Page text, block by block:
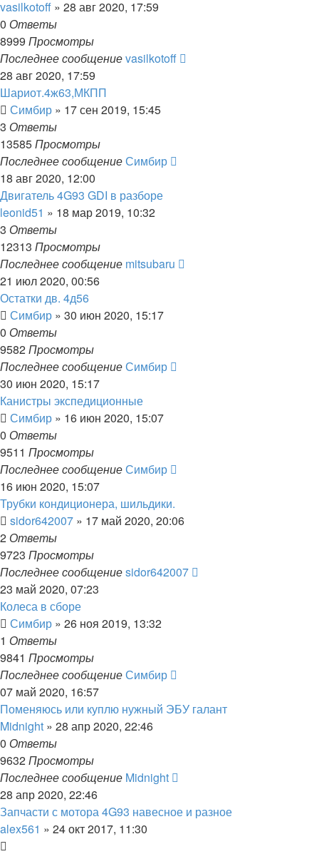
vasilkotoff » 28 авг 2020, 17:59
0 Ответы
8999 Просмотры
Последнее сообщениеvasilkotoff
28 авг 2020, 17:59
Шариот.4ж63,МКПП
Симбир » 17 сен 2019, 15:45
3 Ответы
13585Просмотры
Последнее сообщениеСимбир
18 авг 2020, 12:00
Двигатель 4G93 GDI в разборе
leonid51 » 18 мар 2019, 10:32
3 Ответы
12313 Просмотры
Последнее сообщение mitsubaru
21 июл 2020, 00:56
Остатки дв. 4д56
Симбир » 30 июн 2020, 15:17
0 Ответы
9582Просмотры
Последнее сообщениеСимбир
30 июн 2020, 15:17
Канистры экспедиционные
Симбир » 16 июн 2020, 15:07
0 Ответы
9511 Просмотры
Последнее сообщениеСимбир
16 июн 2020, 15:07
Трубки кондиционера, шильдики.
sidor642007 » 17 май 2020, 20:06
2 Ответы
9723 Просмотры
Последнее сообщениеsidor642007
23 май 2020, 07:23
Колеса в сборе
Симбир » 26 ноя 2019, 13:32
1 Ответы
9841 Просмотры
Последнее сообщениеСимбир
07 май 2020, 16:57
Поменяюсь или куплю нужный ЭБУ галант
Midnight » 28 апр 2020, 22:46
0 Ответы
9632Просмотры
Последнее сообщение Midnight
28 апр 2020, 22:46
Запчасти с мотора 4G93 навесное и разное
alex561 » 24 окт 2017, 11:30